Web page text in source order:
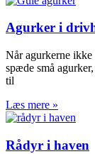
Agurker i
Når agurkerne
spæde små
til
Læs mere »
Rådyr i haven